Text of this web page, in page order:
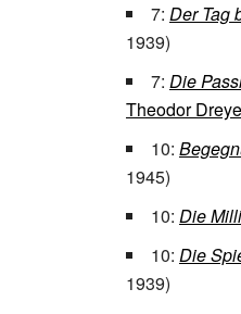
7: Der Tag
1939)
7: Die
Theodor
10:
1945)
10: Die
10: Die
1939)